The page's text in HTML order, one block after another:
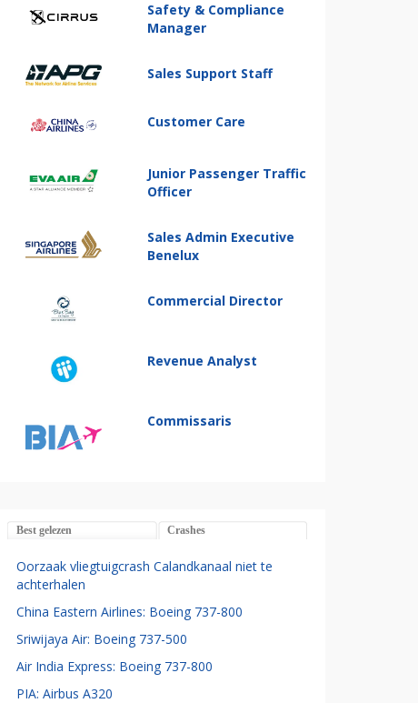
Safety & Compliance
Manager
Sales Support Staff
Customer Care
Junior Passenger Traffic
Officer
Sales Admin Executive
Benelux
Commercial Director
Revenue Analyst
Commissaris
Best gelezen Crashes
Oorzaak vliegtuigcrash Calandkanaal niet te
achterhalen
China Eastern Airlines: Boeing 737-800
Sriwijaya Air: Boeing 737-500
Air India Express: Boeing 737-800
PIA: Airbus A320